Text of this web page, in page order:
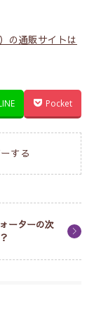
の通販サイトは
Pocket
する
ーターの次